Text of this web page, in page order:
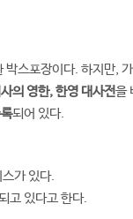
박스포장이다. 하지만,
의 영한, 한영 대사전을
되어 있다.
가 있다.
고 있다고 한다.